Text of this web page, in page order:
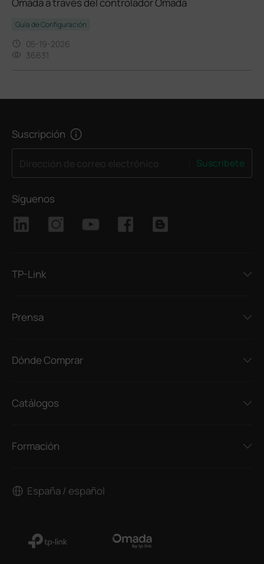
Guía de Configuración
05-19-2026
36631
Suscripción
Suscríbete
Síguenos
TP-Link
Prensa
Dónde Comprar
Catálogos
Formación
España / español